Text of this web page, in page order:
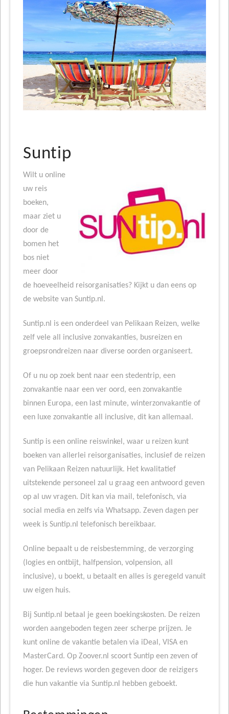
Suntip
Wilt u online
uw reis
boeken,
maar ziet u
door de
bomen het
bos niet
meer door
de hoeveelheid reisorganisaties? Kijkt u dan eens op
de website van Suntip.nl.
Suntip.nl is een onderdeel van Pelikaan Reizen, welke
zelf vele all inclusive zonvakanties, busreizen en
groepsrondreizen naar diverse oorden organiseert.
Of u nu op zoek bent naar een stedentrip, een
zonvakantie naar een ver oord, een zonvakantie
binnen Europa, een last minute, winterzonvakantie of
een luxe zonvakantie all inclusive, dit kan allemaal.
Suntip is een online reiswinkel, waar u reizen kunt
boeken van allerlei reisorganisaties, inclusief de reizen
van Pelikaan Reizen natuurlijk. Het kwalitatief
uitstekende personeel zal u graag een antwoord geven
op al uw vragen. Dit kan via mail, telefonisch, via
social media en zelfs via Whatsapp. Zeven dagen per
week is Suntip.nl telefonisch bereikbaar.
Online bepaalt u de reisbestemming, de verzorging
(logies en ontbijt, halfpension, volpension, all
inclusive), u boekt, u betaalt en alles is geregeld vanuit
uw eigen huis.
Bij Suntip.nl betaal je geen boekingskosten. De reizen
worden aangeboden tegen zeer scherpe prijzen. Je
kunt online de vakantie betalen via iDeal, VISA en
MasterCard. Op Zoover.nl scoort Suntip een zeven of
hoger. De reviews worden gegeven door de reizigers
die hun vakantie via Suntip.nl hebben geboekt.